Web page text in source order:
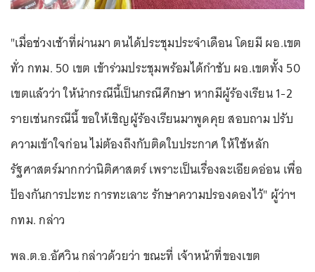
"เมื่อช่วงเช้าที่ผ่านมา ตนได้ประชุมประจำเดือน โดยมี ผอ.เขต
ทั่ว กทม. 50 เขต เข้าร่วมประชุมพร้อมได้กำชับ ผอ.เขตทั้ง 50
เขตแล้วว่า ให้นำกรณีนี้เป็นกรณีศึกษา หากมีผู้ร้องเรียน 1-2
รายเช่นกรณีนี้ ขอให้เชิญผู้ร้องเรียนมาพูดคุย สอบถาม ปรับ
ความเข้าใจก่อน ไม่ต้องถึงกับติดใบประกาศ ให้ใช้หลัก
รัฐศาสตร์มากกว่านิติศาสตร์ เพราะเป็นเรื่องละเอียดอ่อน เพื่อ
ป้องกันการปะทะ การทะเลาะ รักษาความปรองดองไว้" ผู้ว่าฯ
กทม. กล่าว
พล.ต.อ.อัศวิน กล่าวด้วยว่า ขณะที่ เจ้าหน้าที่ของเขต